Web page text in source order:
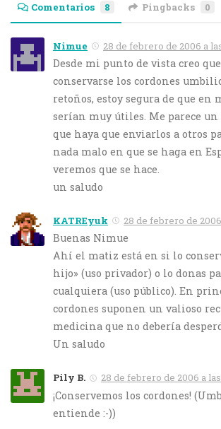
Comentarios 8 Pingbacks 0
Nimue 28 de febrero de 2006 a
Desde mi punto de vista creo
conservarse los cordones
retoños, estoy segura de que en
serían muy útiles. Me parece un
que haya que enviarlos a otros
nada malo en que se haga en
veremos que se hace.
un saludo
KATREyuk 28 de febrero de 2006
Buenas Nimue
Ahí el matiz está en si lo
hijo» (uso privador) o lo donas
cualquiera (uso público). En
cordones suponen un valioso
medicina que no debería
Un saludo
Pily B. 28 de febrero de 2006 a las
¡Conservemos los cordones!
entiende :-))